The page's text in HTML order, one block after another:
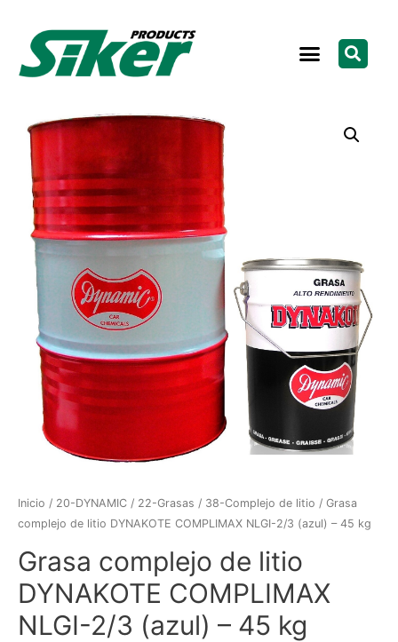
Inicio / 20-DYNAMIC / 22-Grasas / 38-Complejo de litio / Grasa
complejo de litio DYNAKOTE COMPLIMAX NLGI-2/3 (azul) – 45 kg
Grasa complejo de litio
DYNAKOTE COMPLIMAX
NLGI-2/3 (azul) – 45 kg